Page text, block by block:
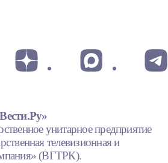
унитарное предприятие
телевизионная и
(ВГТРК).